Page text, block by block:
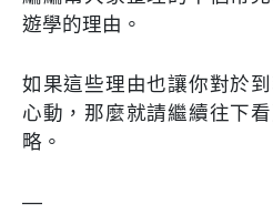
遊學的理由。
如果這些理由也讓你對於
心動，那麼就請繼續往下
略。
—